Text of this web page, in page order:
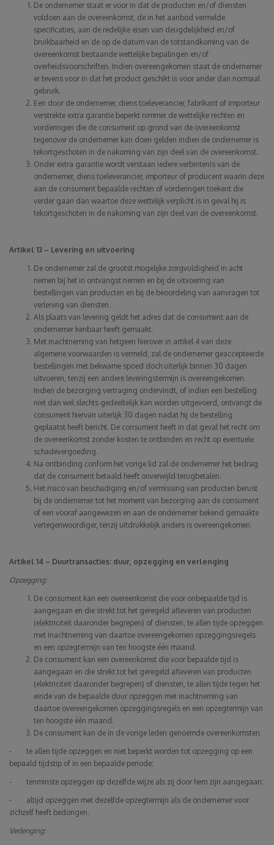
De ondernemer staat er voor in dat de producten en/of diensten
voldoen aan de overeenkomst, de in het aanbod vermelde
specificaties, aan de redelijke eisen van deugdelijkheid en/of
bruikbaarheid en de op de datum van de totstandkoming van de
overeenkomst bestaande wettelijke bepalingen en/of
overheidsvoorschriften. Indien overeengekomen staat de ondernemer
er tevens voor in dat het product geschikt is voor ander dan normaal
gebruik.
Een door de ondernemer, diens toeleverancier, fabrikant of importeur
verstrekte extra garantie beperkt nimmer de wettelijke rechten en
vorderingen die de consument op grond van de overeenkomst
tegenover de ondernemer kan doen gelden indien de ondernemer is
tekortgeschoten in de nakoming van zijn deel van de overeenkomst.
Onder extra garantie wordt verstaan iedere verbintenis van de
ondernemer, diens toeleverancier, importeur of producent waarin deze
aan de consument bepaalde rechten of vorderingen toekent die
verder gaan dan waartoe deze wettelijk verplicht is in geval hij is
tekortgeschoten in de nakoming van zijn deel van de overeenkomst.
Artikel 13 – Levering en uitvoering
De ondernemer zal de grootst mogelijke zorgvuldigheid in acht
nemen bij het in ontvangst nemen en bij de uitvoering van
bestellingen van producten en bij de beoordeling van aanvragen tot
verlening van diensten.
Als plaats van levering geldt het adres dat de consument aan de
ondernemer kenbaar heeft gemaakt.
Met inachtneming van hetgeen hierover in artikel 4 van deze
algemene voorwaarden is vermeld, zal de ondernemer geaccepteerde
bestellingen met bekwame spoed doch uiterlijk binnen 30 dagen
uitvoeren, tenzij een andere leveringstermijn is overeengekomen.
Indien de bezorging vertraging ondervindt, of indien een bestelling
niet dan wel slechts gedeeltelijk kan worden uitgevoerd, ontvangt de
consument hiervan uiterlijk 30 dagen nadat hij de bestelling
geplaatst heeft bericht. De consument heeft in dat geval het recht om
de overeenkomst zonder kosten te ontbinden en recht op eventuele
schadevergoeding.
Na ontbinding conform het vorige lid zal de ondernemer het bedrag
dat de consument betaald heeft onverwijld terugbetalen.
Het risico van beschadiging en/of vermissing van producten berust
bij de ondernemer tot het moment van bezorging aan de consument
of een vooraf aangewezen en aan de ondernemer bekend gemaakte
vertegenwoordiger, tenzij uitdrukkelijk anders is overeengekomen.
Artikel 14 – Duurtransacties: duur, opzegging en verlenging
Opzegging:
De consument kan een overeenkomst die voor onbepaalde tijd is
aangegaan en die strekt tot het geregeld afleveren van producten
(elektriciteit daaronder begrepen) of diensten, te allen tijde opzeggen
met inachtneming van daartoe overeengekomen opzeggingsregels
en een opzegtermijn van ten hoogste één maand.
De consument kan een overeenkomst die voor bepaalde tijd is
aangegaan en die strekt tot het geregeld afleveren van producten
(elektriciteit daaronder begrepen) of diensten, te allen tijde tegen het
einde van de bepaalde duur opzeggen met inachtneming van
daartoe overeengekomen opzeggingsregels en een opzegtermijn van
ten hoogste één maand.
De consument kan de in de vorige leden genoemde overeenkomsten:
- te allen tijde opzeggen en niet beperkt worden tot opzegging op een
bepaald tijdstip of in een bepaalde periode;
- tenminste opzeggen op dezelfde wijze als zij door hem zijn aangegaan;
- altijd opzeggen met dezelfde opzegtermijn als de ondernemer voor
zichzelf heeft bedongen.
Verlenging: